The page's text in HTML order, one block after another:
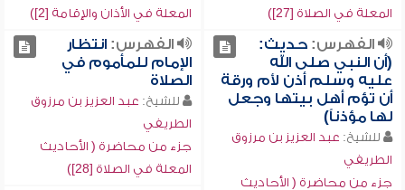
المعلة في الصلاة [27])
المعلة في الأذان والإقامة [2])
الفهرس:حديث:
(أن النبي صلى الله
عليه وسلم أذن لأم ورقة
أن تؤم أهل بيتها وجعل
لها مؤذناً)
للشيخ: عبد العزيز بن مرزوق
الطريفي
جزء من محاضرة ( الأحاديث
الفهرس:انتظار
الإمام للمأموم في
الصلاة
للشيخ: عبد العزيز بن مرزوق
الطريفي
جزء من محاضرة ( الأحاديث
المعلة في الصلاة [28])